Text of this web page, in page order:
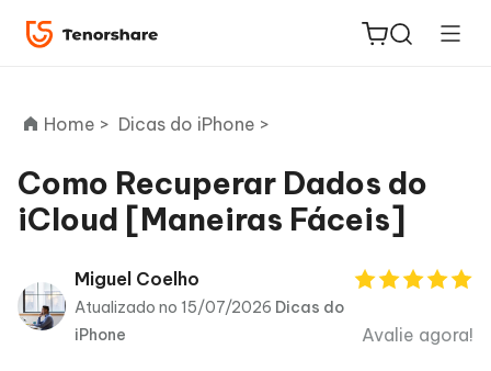
ReiBoot
PDNob
PDF
Home > Dicas do iPhone >
Como Recuperar Dados do
iCloud [Maneiras Fáceis]
Miguel Coelho
Atualizado no 15/07/2026 Dicas do
iPhone
Avalie agora!